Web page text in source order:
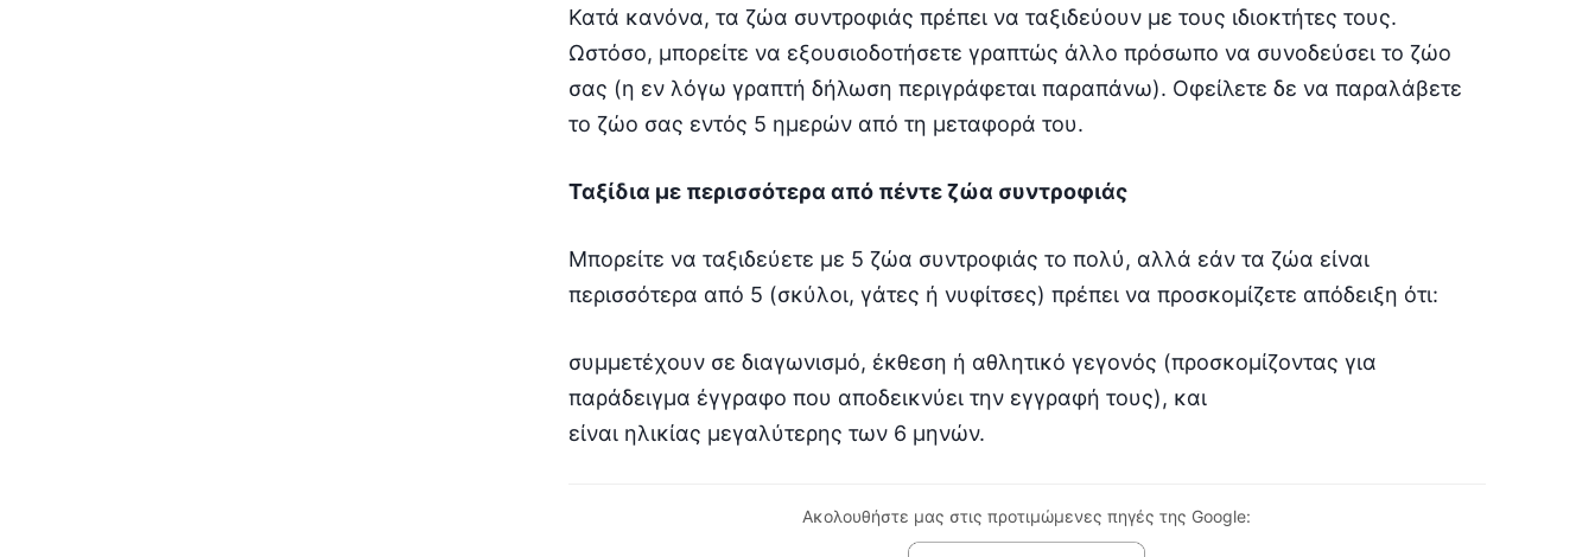
Κατά κανόνα, τα ζώα συντροφιάς πρέπει να ταξιδεύουν με τους ιδιοκτήτες τους.
Ωστόσο, μπορείτε να εξουσιοδοτήσετε γραπτώς άλλο πρόσωπο να συνοδεύσει το ζώο
σας (η εν λόγω γραπτή δήλωση περιγράφεται παραπάνω). Οφείλετε δε να παραλάβετε
το ζώο σας εντός 5 ημερών από τη μεταφορά του.
Ταξίδια με περισσότερα από πέντε ζώα συντροφιάς
Μπορείτε να ταξιδεύετε με 5 ζώα συντροφιάς το πολύ, αλλά εάν τα ζώα είναι
περισσότερα από 5 (σκύλοι, γάτες ή νυφίτσες) πρέπει να προσκομίζετε απόδειξη ότι:
συμμετέχουν σε διαγωνισμό, έκθεση ή αθλητικό γεγονός (προσκομίζοντας για
παράδειγμα έγγραφο που αποδεικνύει την εγγραφή τους), και
είναι ηλικίας μεγαλύτερης των 6 μηνών.
Ακολουθήστε μας στις προτιμώμενες πηγές της Google: